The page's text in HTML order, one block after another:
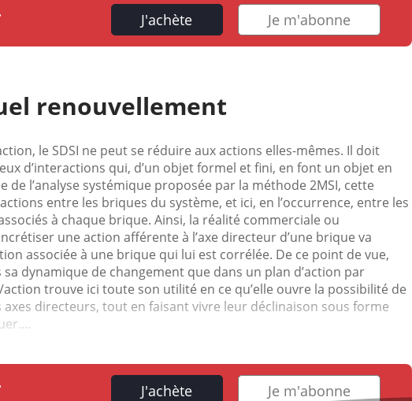
J'achète Je m'abonne
renouvellement
le SDSI ne peut se réduire aux actions elles-mêmes. Il doit
d’interactions qui, d’un objet formel et fini, en font un objet en
l’analyse systémique proposée par la méthode 2MSI, cette
entre les briques du système, et ici, en l’occurrence, entre les
à chaque brique. Ainsi, la réalité commerciale ou
une action afférente à l’axe directeur d’une brique va
associée à une brique qui lui est corrélée. De ce point de vue,
dynamique de changement que dans un plan d’action par
trouve ici toute son utilité en ce qu’elle ouvre la possibilité de
directeurs, tout en faisant vivre leur déclinaison sous forme
J'achète Je m'abonne